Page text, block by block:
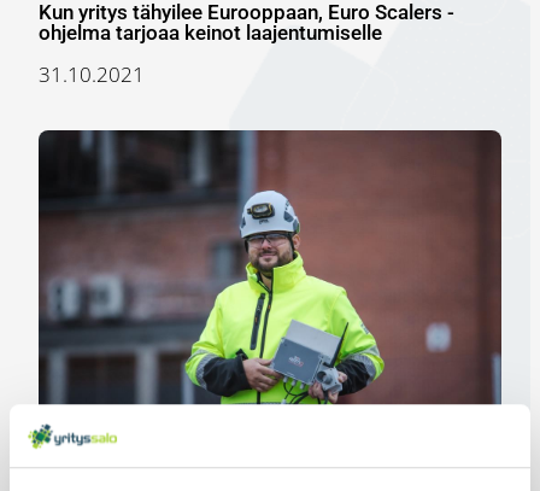
Kun yritys tähyilee Eurooppaan, Euro Scalers -
ohjelma tarjoaa keinot laajentumiselle
31.10.2021
Sofictalle 200 000 euron innovaatiopalkinto